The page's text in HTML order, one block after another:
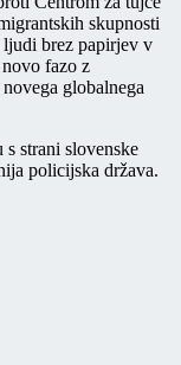
skupnosti
brez papirjev v
fazo z
globalnega
strani slovenske
policijska država.